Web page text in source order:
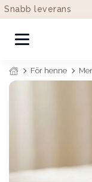
Snabb leverans
För henne